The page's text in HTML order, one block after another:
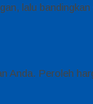
lalu
Anda. Peroleh